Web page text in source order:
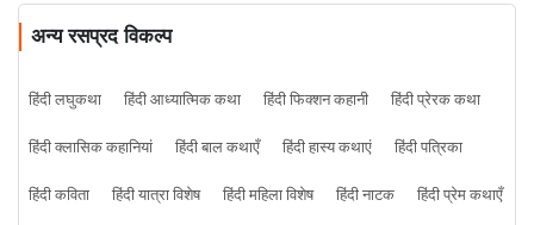
अन्य रसप्रद विकल्प
हिंदी लघुकथा हिंदी आध्यात्मिक कथा हिंदी फिक्शन कहानी
हिंदी प्रेरक कथा
हिंदी क्लासिक कहानियां
हिंदी बाल कथाएँ हिंदी हास्य कथाएं
हिंदी पत्रिका
हिंदी कविता
हिंदी यात्रा विशेष हिंदी महिला विशेष हिंदी नाटक हिंदी प्रेम कथाएँ